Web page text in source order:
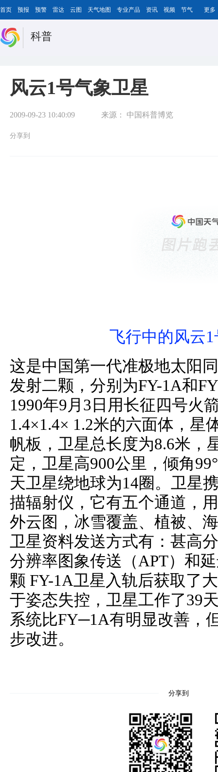
首页 预报 预警 雷达 云图 天气地图 专业产品 资讯 视频 节气 更多
科普
风云1号气象卫星
2009-09-23 10:40:09 来源： 中国科普博览
分享到
飞行中的风云
这是中国第一代准极地太阳
发射二颗，分别为FY-1A和
1990年9月3日用长征四号火
1.4×1.4× 1.2米的六面体，星
帆板，卫星总长度为8.6米，
定，卫星高900公里，倾角
天卫星绕地球为14圈。卫星
描辐射仪，它有五个通道，
外云图，冰雪覆盖、植被、
卫星资料发送方式有：甚高
分辨率图象传送（APT）和
颗 FY-1A卫星入轨后获取了
于姿态失控，卫星工作了39
系统比FY─1A有明显改善，
步改进。
分享到